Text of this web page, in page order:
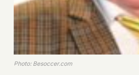
Photo: Besoccer.com